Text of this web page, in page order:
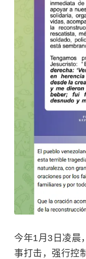
今年1月3日凌晨
事打击，强行控